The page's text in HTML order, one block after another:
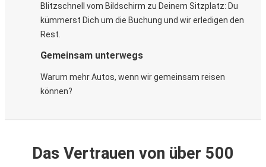
Blitzschnell vom Bildschirm zu Deinem Sitzplatz: Du
kümmerst Dich um die Buchung und wir erledigen den
Rest.
Gemeinsam unterwegs
Warum mehr Autos, wenn wir gemeinsam reisen
können?
Das Vertrauen von über 500